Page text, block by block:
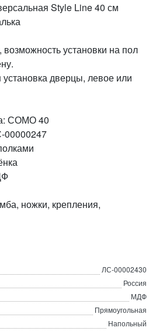
Style Line 40 см
установки на пол
дверцы, левое или
СОМО 40
00000247
ножки, крепления,
ЛС-00002430
Россия
МДФ
Прямоугольная
Напольный